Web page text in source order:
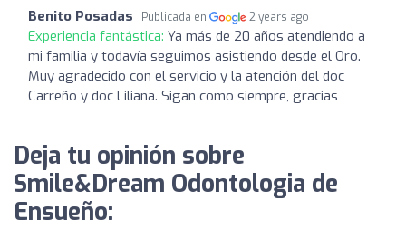
Benito Posadas Publicada en 2 years ago
Experiencia fantástica: Ya más de 20 años atendiendo a
mi familia y todavía seguimos asistiendo desde el Oro.
Muy agradecido con el servicio y la atención del doc
Carreño y doc Liliana. Sigan como siempre, gracias
Deja tu opinión sobre
Smile&Dream Odontologia de
Ensueño: